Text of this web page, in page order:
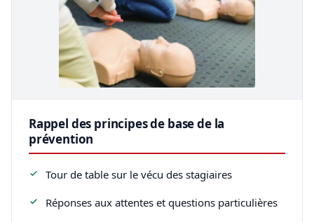
Rappel des principes de base de la
prévention
Tour de table sur le vécu des stagiaires
Réponses aux attentes et questions particulières